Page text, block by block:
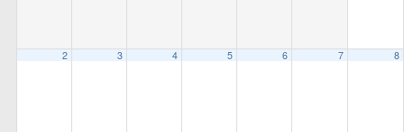
2 3 4 5 6 7 8